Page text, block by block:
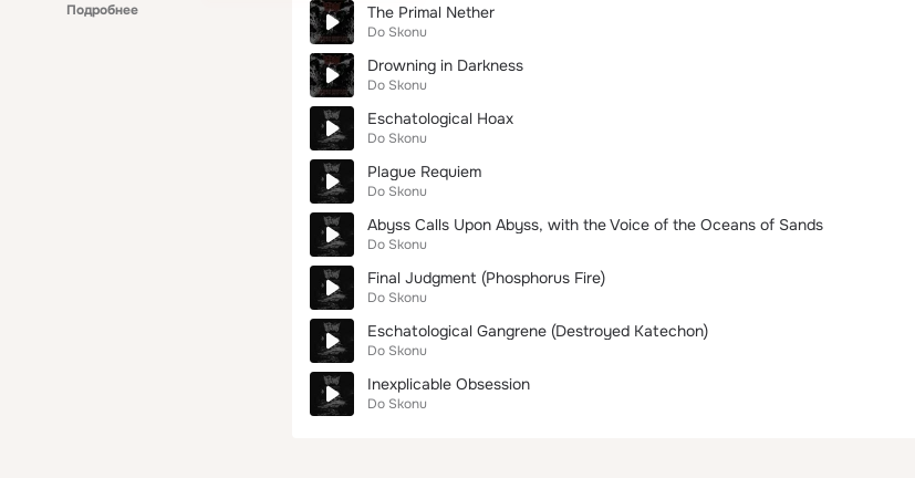
Подробнее
The Primal Nether
Do Skonu
Drowning in Darkness
Do Skonu
Eschatological Hoax
Do Skonu
Plague Requiem
Do Skonu
Abyss Calls Upon Abyss, with the Voice of the Oceans of Sands
Do Skonu
Final Judgment (Phosphorus Fire)
Do Skonu
Eschatological Gangrene (Destroyed Katechon)
Do Skonu
Inexplicable Obsession
Do Skonu